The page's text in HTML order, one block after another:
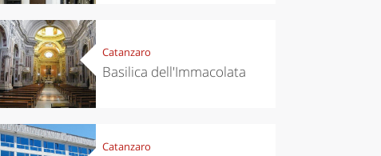
Let’s take a
trip to
Scopello to
discover the
tonnara
cheeses and
Ciuìga
Catanzaro
Basilica dell'Immacolata
Catanzaro